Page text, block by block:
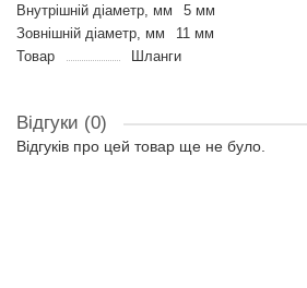
Внутрішній діаметр, мм
5 мм
Зовнішній діаметр, мм
11 мм
Товар
Шланги
Відгуки (0)
Відгуків про цей товар ще не було.